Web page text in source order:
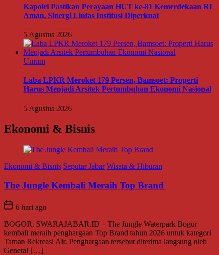
Kapolri Pastikan Perayaan HUT ke-81 Kemerdekaan RI
Aman, Sinergi Lintas Institusi Diperkuat
5 Agustus 2026
Umum
Laba LPKR Meroket 179 Persen, Bamsoet: Properti
Harus Menjadi Arsitek Pertumbuhan Ekonomi Nasional
5 Agustus 2026
Ekonomi & Bisnis
Ekonomi & Bisnis Seputar Jabar Wisata & Hiburan
The Jungle Kembali Meraih Top Brand
6 hari ago
BOGOR, SWARAJABAR.ID – The Jungle Waterpark Bogor
kembali meraih penghargaan Top Brand tahun 2026 untuk kategori
Taman Rekreasi Air. Penghargaan tersebut diterima langsung oleh
General […]